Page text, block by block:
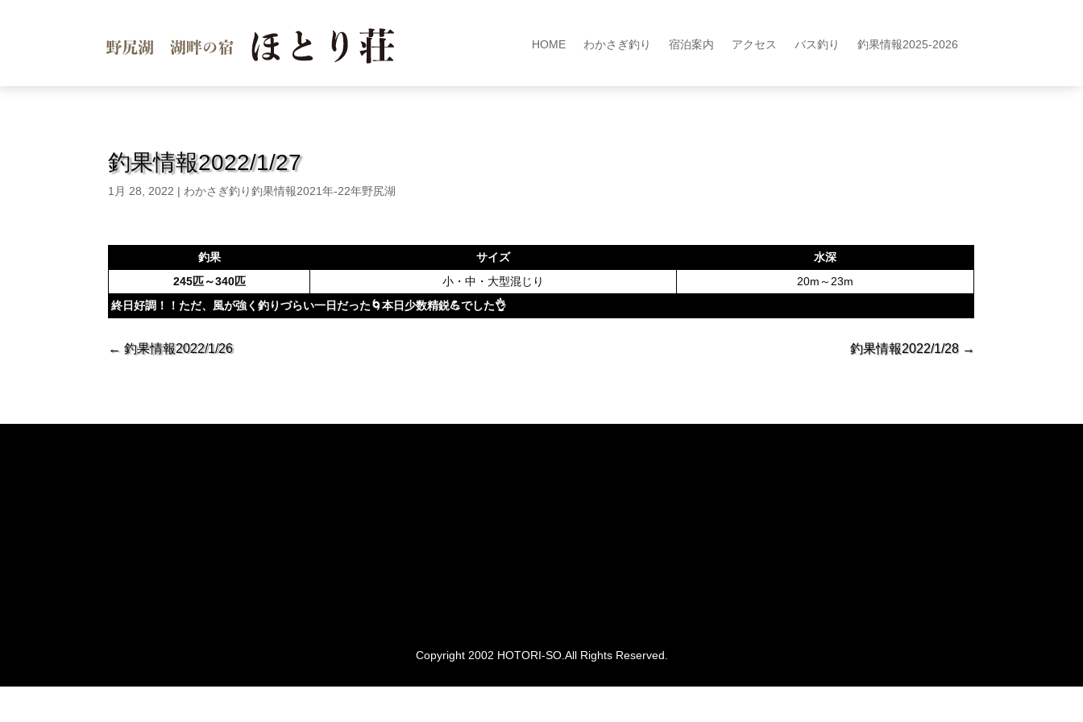
HOME わかさぎ釣り 宿泊案内 アクセス バス釣り 釣果情報2025-2026
釣果情報2022/1/27
1月 28, 2022 | わかさぎ釣り釣果情報2021年-22年野尻湖
釣果 サイズ
水深
245匹～340匹 小・中・大型混じり
20m～23m
終日好調！！ただ、風が強く釣りづらい一日だった🌀本日少数精鋭💪でした👌
←釣果情報2022/1/26 釣果情報2022/1/28→
Copyright 2002 HOTORI-SO.All Rights Reserved.